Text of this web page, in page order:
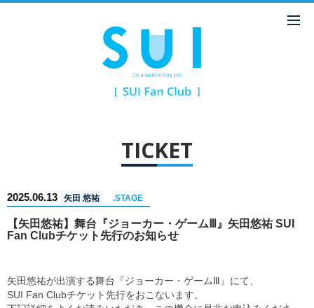
TICKET
2025.06.13 矢田 悠祐 .STAGE
【矢田悠祐】舞台『ジョーカー・ゲームⅢ』矢田悠祐 SUI
Fan Clubチケット先行のお知らせ
矢田悠祐が出演する舞台『ジョーカー・ゲームⅢ』にて、
SUI Fan Clubチケット先行をおこないます。